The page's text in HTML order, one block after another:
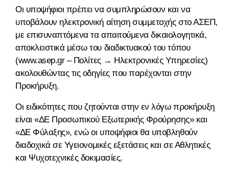
Οι υποψήφιοι πρέπει να συμπληρώσουν και να
υποβάλουν ηλεκτρονική αίτηση συμμετοχής στο ΑΣΕΠ,
με επισυναπτόμενα τα απαιτούμενα δικαιολογητικά,
αποκλειστικά μέσω του διαδικτυακού του τόπου
(www.asep.gr – Πολίτες → Ηλεκτρονικές Υπηρεσίες)
ακολουθώντας τις οδηγίες που παρέχονται στην
Προκήρυξη.
Οι ειδικότητες που ζητούνται στην εν λόγω προκήρυξη
είναι «ΔΕ Προσωπικού Εξωτερικής Φρούρησης» και
«ΔΕ Φύλαξης», ενώ οι υποψήφιοι θα υποβληθούν
διαδοχικά σε Υγειονομικές εξετάσεις και σε Αθλητικές
και Ψυχοτεχνικές δοκιμασίες.